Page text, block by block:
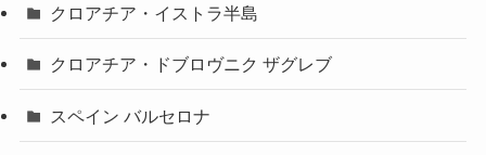
クロアチア・イストラ半島
クロアチア・ドブロヴニク ザグレブ
スペイン バルセロナ